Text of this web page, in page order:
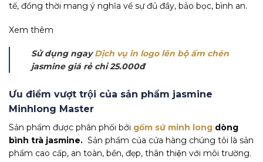
tế, đồng thời mang ý nghĩa về sự đủ đầy, bảo bọc, bình an.
Xem thêm
Sử dụng ngayDịch vụ in logo lên bộ ấm chén
jasmine giá rẻ chỉ 25.000đ
Ưu điểm vượt trội của sản phẩm jasmine
Minhlong Master
Sản phẩm được phân phối bởi gốm sứ minh long dòng
bình trà jasmine. Sản phẩm của cửa hàng chúng tôi là sản
phẩm cao cấp, an toàn, bền, đẹp, thân thiện với môi trường.